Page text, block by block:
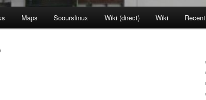
Maps Soourslinux Wiki (direct) Wiki Recent